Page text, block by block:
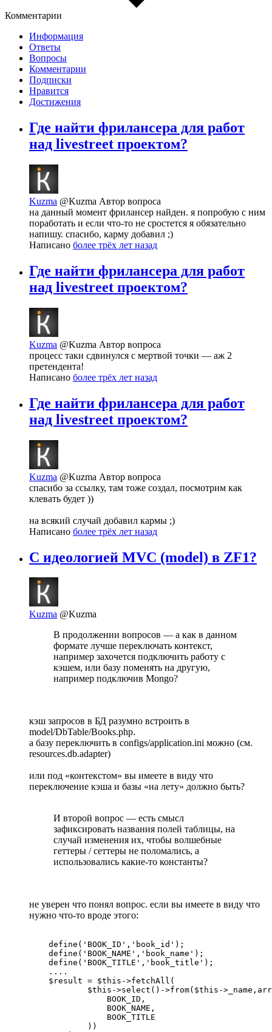
Комментарии
Информация
Ответы
Вопросы
Комментарии
Подписки
Нравится
Достижения
Где найти фрилансера для работ
над livestreet проектом?
Kuzma @Kuzma Автор вопроса
на данный момент фрилансер найден. я попробую с ним
поработать и если что-то не сростется я обязательно
напишу. спасибо, карму добавил ;)
Написано более трёх лет назад
Где найти фрилансера для работ
над livestreet проектом?
Kuzma @Kuzma Автор вопроса
процесс таки сдвинулся с мертвой точки — аж 2
претендента!
Написано более трёх лет назад
Где найти фрилансера для работ
над livestreet проектом?
Kuzma @Kuzma Автор вопроса
спасибо за ссылку, там тоже создал, посмотрим как
клевать будет ))
на всякий случай добавил кармы ;)
Написано более трёх лет назад
С идеологией MVC (model) в ZF1?
Kuzma @Kuzma
В продолжении вопросов — а как в данном
формате лучше переключать контекст,
например захочется подключить работу с
кэшем, или базу поменять на другую,
например подключив Mongo?
кэш запросов в БД разумно встроить в
model/DbTable/Books.php.
а базу переключить в configs/application.ini можно (см.
resources.db.adapter)
или под «контекстом» вы имеете в виду что
переключение кэша и базы «на лету» должно быть?
И второй вопрос — есть смысл
зафиксировать названия полей таблицы, на
случай изменения их, чтобы волшебные
геттеры / сеттеры не поломались, а
использовались какие-то константы?
не уверен что понял вопрос. если вы имеете в виду что
нужно что-то вроде этого:
    define('BOOK_ID','book_id');
    define('BOOK_NAME','book_name');
    define('BOOK_TITLE','book_title');
    ....
    $result = $this->fetchAll(
$this->select()->from($this-
                BOOK_ID,
                BOOK_NAME,
                BOOK_TITLE
            ))